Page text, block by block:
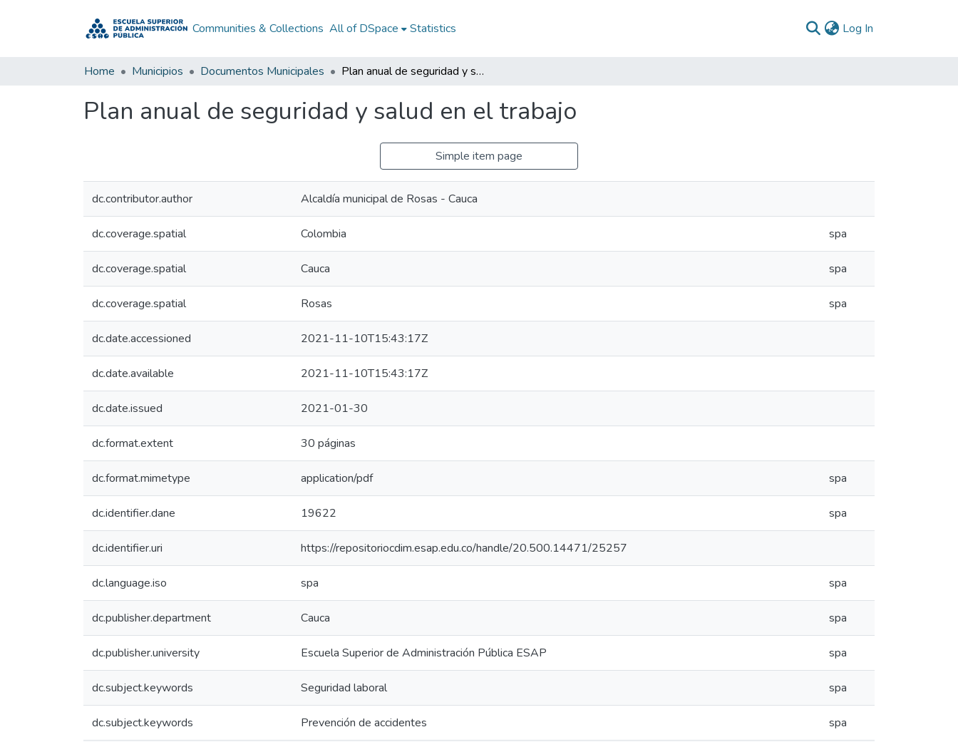
Communities & Collections All of DSpace Statistics Log In
Home Municipios Documentos Municipales Plan anual de seguridad y salud en el trabajo
Plan anual de seguridad y salud en el trabajo
Simple item page
dc.contributor.author Alcaldía municipal de Rosas - Cauca
dc.coverage.spatial Colombia spa
dc.coverage.spatial Cauca spa
dc.coverage.spatial Rosas spa
dc.date.accessioned 2021-11-10T15:43:17Z
dc.date.available 2021-11-10T15:43:17Z
dc.date.issued 2021-01-30
dc.format.extent 30 páginas
dc.format.mimetype application/pdf spa
dc.identifier.dane 19622 spa
dc.identifier.uri https://repositoriocdim.esap.edu.co/handle/20.500.14471/25257
dc.language.iso spa spa
dc.publisher.department Cauca spa
dc.publisher.university Escuela Superior de Administración Pública ESAP spa
dc.subject.keywords Seguridad laboral spa
dc.subject.keywords Prevención de accidentes spa